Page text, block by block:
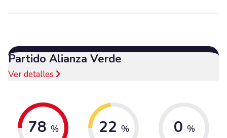
Partido Alianza Verde
Ver detalles
78 % 22 % 0 %